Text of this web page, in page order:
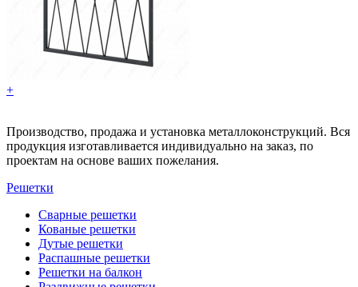
+
Производство, продажа и установка металлоконструкций. Вся
продукция изготавливается индивидуально на заказ, по
проектам на основе ваших пожелания.
Решетки
Сварные решетки
Кованые решетки
Дутые решетки
Распашные решетки
Решетки на балкон